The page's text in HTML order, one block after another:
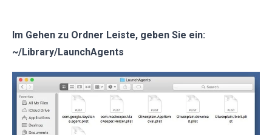
Im Gehen zu Ordner Leiste, geben Sie ein:
~/Library/LaunchAgents